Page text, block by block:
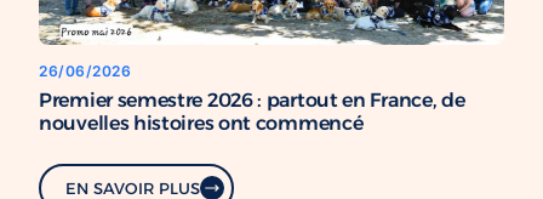
26/06/2026
Premier semestre 2026 : partout en France, de
nouvelles histoires ont commencé
EN SAVOIR PLUS